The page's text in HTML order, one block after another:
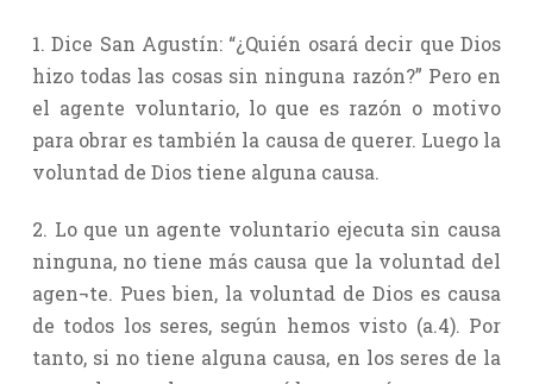
1. Dice San Agustín: “¿Quién osará decir que Dios
hizo todas las cosas sin ninguna razón?” Pero en
el agente voluntario, lo que es razón o motivo
para obrar es también la causa de querer. Luego la
voluntad de Dios tiene alguna causa.
2. Lo que un agente voluntario ejecuta sin causa
ninguna, no tiene más causa que la voluntad del
agen¬te. Pues bien, la voluntad de Dios es causa
de todos los seres, según hemos visto (a.4). Por
tanto, si no tiene alguna causa, en los seres de la